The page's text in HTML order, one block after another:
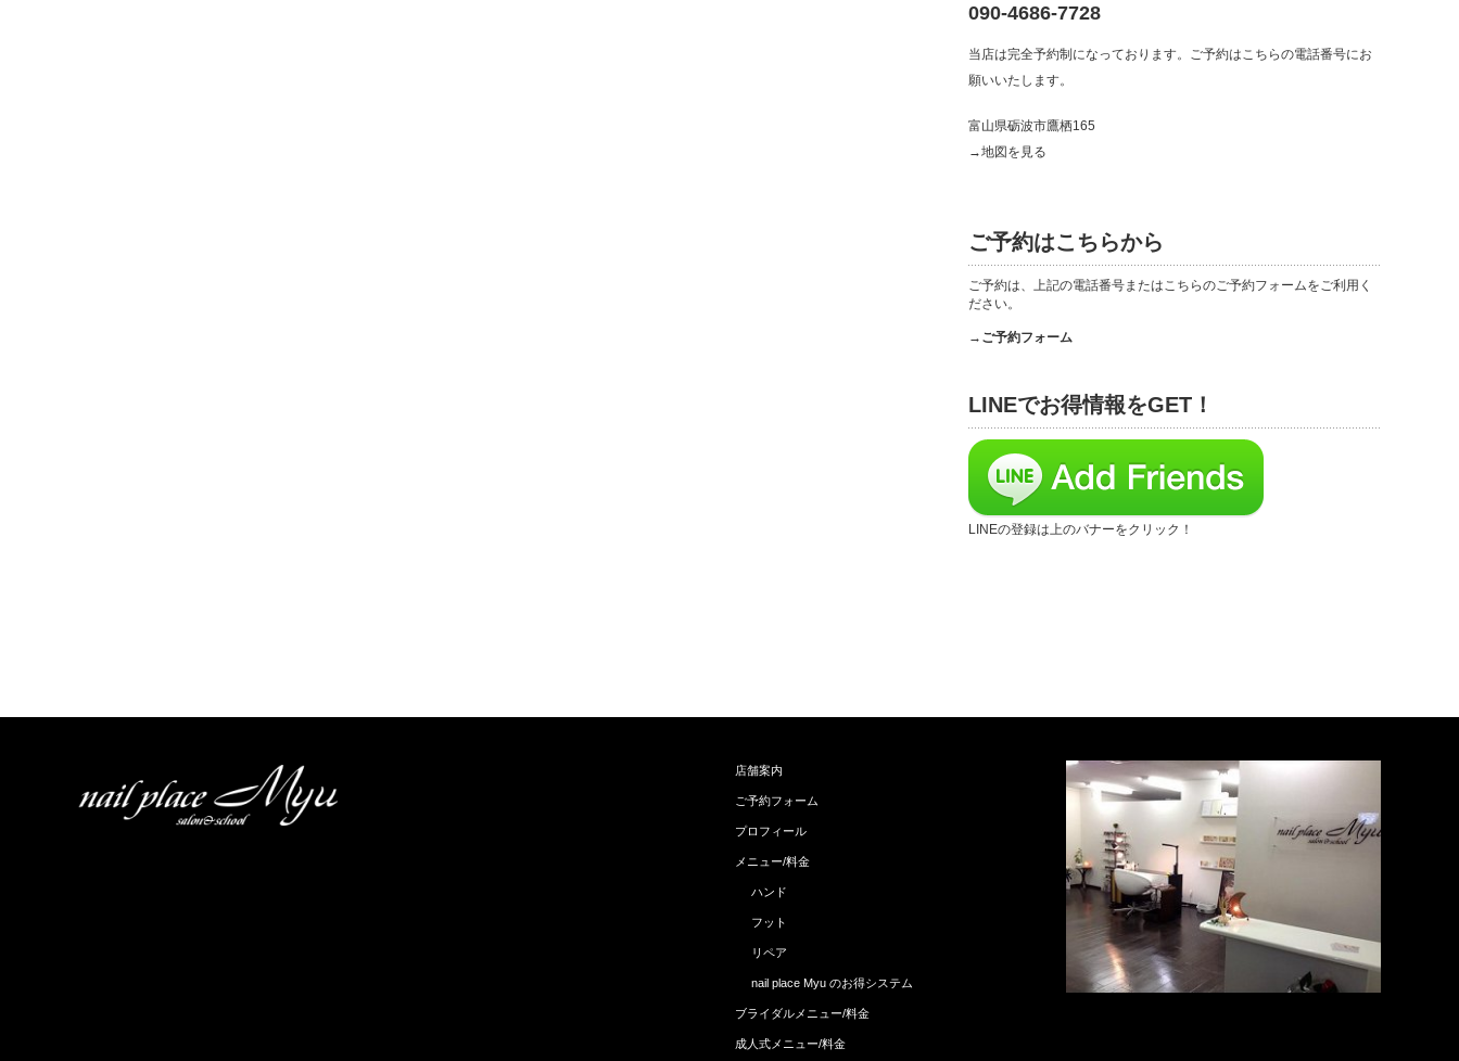
090-4686-7728
当店は完全予約制になっております。ご予約はこちらの電話番号にお
願いいたします。
富山県砺波市鷹栖165
→地図を見る
ご予約はこちらから
ご予約は、上記の電話番号またはこちらのご予約フォームをご利用く
ださい。
→ご予約フォーム
LINEでお得情報をGET！
LINEの登録は上のバナーをクリック！
店舗案内
ご予約フォーム
プロフィール
メニュー/料金
ハンド
フット
リペア
nail place Myu のお得システム
ブライダルメニュー/料金
成人式メニュー/料金